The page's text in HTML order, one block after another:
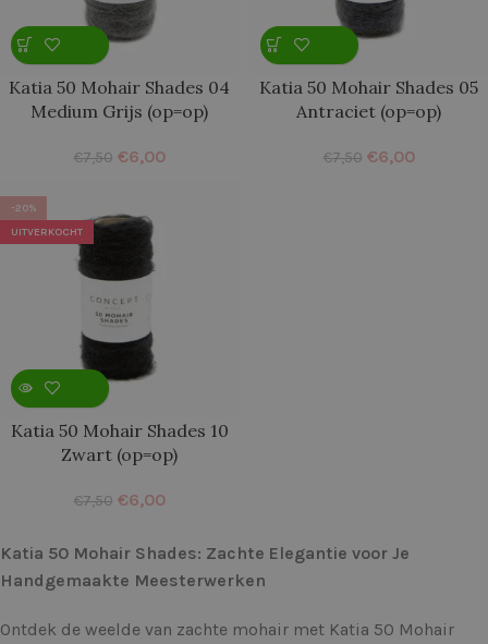
Katia 50 Mohair Shades 04
Medium Grijs (op=op)
€7,50 €6,00
Katia 50 Mohair Shades 05
Antraciet (op=op)
€7,50 €6,00
-20%
UITVERKOCHT
Katia 50 Mohair Shades 10
Zwart (op=op)
€7,50 €6,00
Katia 50 Mohair Shades: Zachte Elegantie voor Je
Handgemaakte Meesterwerken
Ontdek de weelde van zachte mohair met Katia 50 Mohair